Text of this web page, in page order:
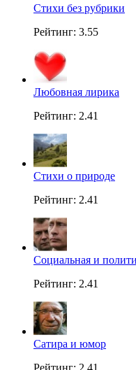
Стихи без рубрики
Рейтинг: 3.55
Любовная лирика
Рейтинг: 2.41
Стихи о природе
Рейтинг: 2.41
Социальная и
Рейтинг: 2.41
Сатира и юмор